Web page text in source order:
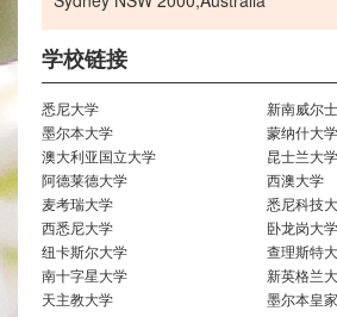
学校链接
悉尼大学
新南威尔
墨尔本大学
蒙纳什大学
澳大利亚国立大学
昆士兰大学
阿德莱德大学
西澳大学
麦考瑞大学
悉尼科技
西悉尼大学
卧龙岗大学
纽卡斯尔大学
查理斯特
南十字星大学
新英格兰
天主教大学
墨尔本皇